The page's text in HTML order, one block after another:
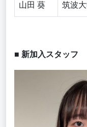
山田 葵 筑波
■ 新加入スタッフ